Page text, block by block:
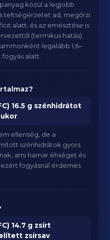
közül a legjobb
teltségérzetet ad, megőrzi
alatt, és az emésztése is
(termikus hatás).
legalább 1,6–
alatt.
16.5 g szénhidrátot
ellenség, de a
szénhidrátok gyors
ami hamar éhséget és
fogyásnál érdemes
14.7 g zsírt
zsírsav